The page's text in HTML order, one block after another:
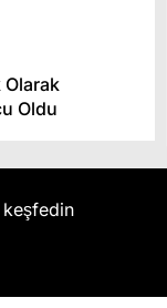
Olarak
Oldu
keşfedin